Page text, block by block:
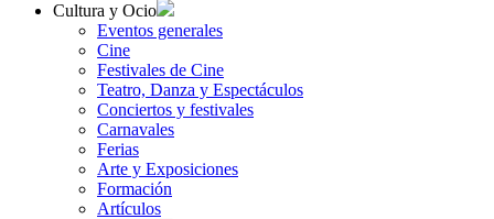
Cultura y Ocio
Eventos generales
Cine
Festivales de Cine
Teatro, Danza y Espectáculos
Conciertos y festivales
Carnavales
Ferias
Arte y Exposiciones
Formación
Artículos